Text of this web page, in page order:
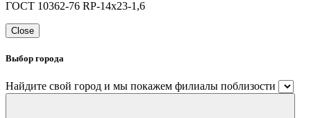
ГОСТ 10362-76 RP-14x23-1,6
Close
Выбор города
Найдите свой город и мы покажем филиалы поблизости